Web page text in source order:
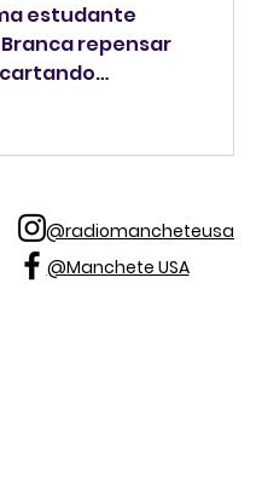
estudante
repensar
com a maior
@radiomancheteusa
@Manchete USA